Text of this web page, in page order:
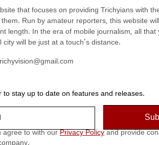
that focuses on providing Trichyians with
Run by amateur reporters, this website
length. In the era of mobile journalism, all that
city will be just at a touch's distance.
to stay up to date on features and releases.
agree to with our Privacy Policy and provide